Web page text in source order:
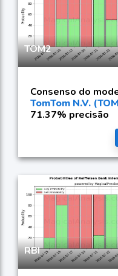
TOM2
Consenso do
TomTom N.V.
71.37% precisão
RBI